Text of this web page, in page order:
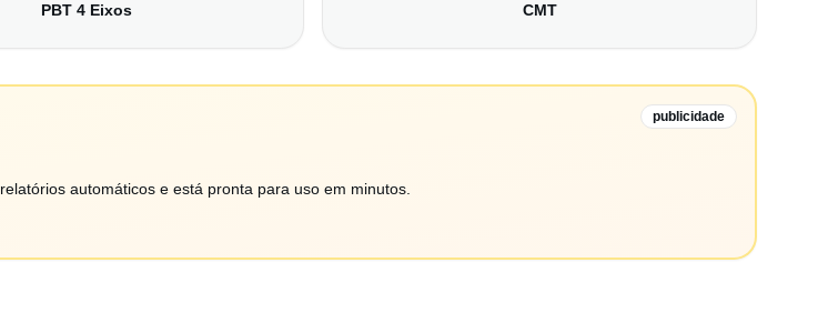
PBT 4 Eixos
CMT
publicidade
automáticos e está pronta para uso em minutos.